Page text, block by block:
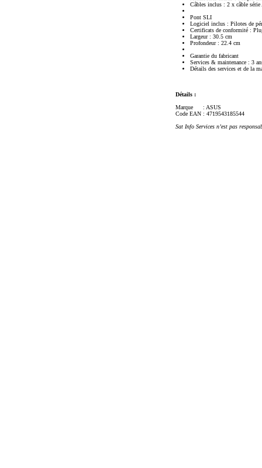
Câbles inclus : 2 x câble série
Pont SLI
Logiciel inclus : Pilotes de
Certificats de conformité :
Largeur : 30.5 cm
Profondeur : 22.4 cm
Garantie du fabricant
Services & maintenance : 3
Détails des services et de la
Détails :
Marque
: ASUS
Code EAN : 4719543185544
Sat Info Services n’est pas